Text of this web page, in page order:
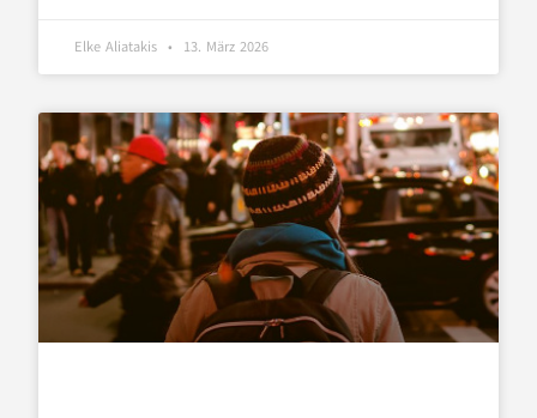
Elke Aliatakis 13. März 2026